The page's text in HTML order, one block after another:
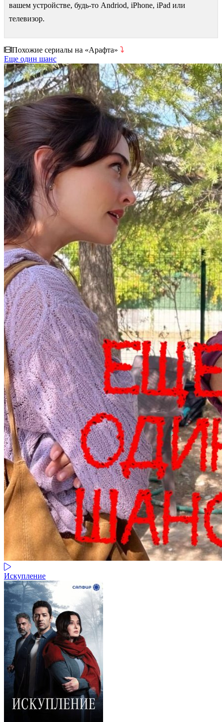
вашем устройстве, будь-то Andriod, iPhone, iPad или
телевизор.
Похожие сериалы на «Арафта» ⤵
Еще один шанс
Искупление